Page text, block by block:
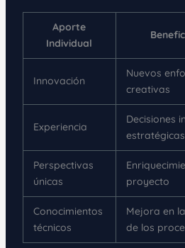
Aporte
Individual
Innovación
Nuevos
creativas
Experiencia
Decisiones
estratégicas
Perspectivas
únicas
proyecto
Conocimientos
técnicos
Mejora en
de los